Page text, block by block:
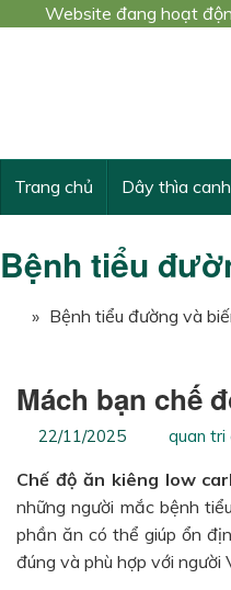
Website đang hoạt
Trang chủ Dây thìa canh
Bệnh tiểu
» Bệnh tiểu đường và
Mách bạn chế
22/11/2025 quan tri
Chế độ ăn kiêng low
những người mắc bệnh
phần ăn có thể giúp ổn
đúng và phù hợp với người